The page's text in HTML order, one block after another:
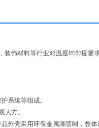
饰材料等行业对温度均匀度
系统等组成。
大方。
外壳采用环保金属漆喷制，整体